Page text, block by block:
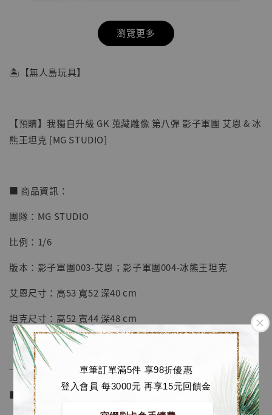
單筆訂單滿5件 享98折優惠
登入會員 每3000元 再享15元回饋金
【店內現貨】海賊王 系列蒐藏雕像 布魯克達
NT$ 1,500
NT$ 1,870
瀏覽更多
🏝【無人島玩具】
【預購】我獨自升級 GK 蒐藏雕像 第八彈 影子軍團 艾恩 & 冰
熊王坦克 [MG STUDIO]
■ 商品資訊：
團隊：MG STUDIO
比例：1/6
版本：影子軍團003-艾恩；影子軍團004-冰熊王坦克
艾恩尺寸：高53 寬52 深40 cm
坦克尺寸：高52 寬44 深48 cm
──────────────
■ 販售資訊 (Price in TWD)：